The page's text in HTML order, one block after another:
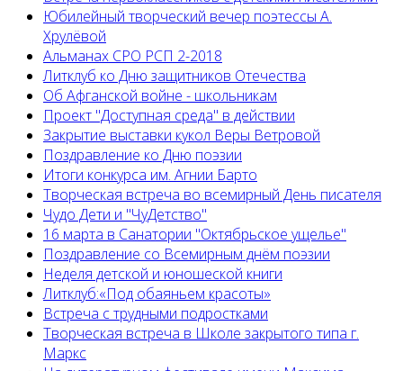
Юбилейный творческий вечер поэтессы А.
Хрулёвой
Альманах СРО РСП 2-2018
Литклуб ко Дню защитников Отечества
Об Афганской войне - школьникам
Проект "Доступная среда" в действии
Закрытие выставки кукол Веры Ветровой
Поздравление ко Дню поэзии
Итоги конкурса им. Агнии Барто
Творческая встреча во всемирный День писателя
Чудо Дети и "ЧуДетство"
16 марта в Санатории "Октябрьское ущелье"
Поздравление со Всемирным днём поэзии
Неделя детской и юношеской книги
Литклуб:«Под обаяньем красоты»
Встреча с трудными подростками
Творческая встреча в Школе закрытого типа г.
Маркс